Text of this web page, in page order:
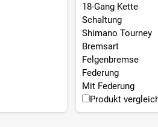
18-Gang Kette
Schaltung
Shimano Tourney
Bremsart
Felgenbremse
Federung
Mit Federung
Produkt